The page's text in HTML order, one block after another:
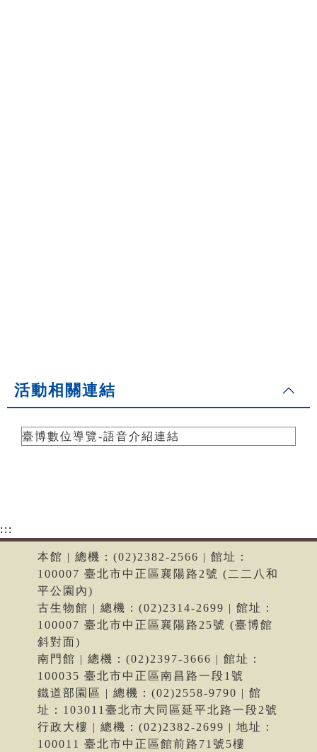
活動相關連結
臺博數位導覽-語音介紹連結
:::
本館 | 總機：(02)2382-2566 | 館址：
100007 臺北市中正區襄陽路2號 (二二八和
平公園內)
古生物館 | 總機：(02)2314-2699 | 館址：
100007 臺北市中正區襄陽路25號 (臺博館
斜對面)
南門館 | 總機：(02)2397-3666 | 館址：
100035 臺北市中正區南昌路一段1號
鐵道部園區 | 總機：(02)2558-9790 | 館
址：103011臺北市大同區延平北路一段2號
行政大樓 | 總機：(02)2382-2699 | 地址：
100011 臺北市中正區館前路71號5樓